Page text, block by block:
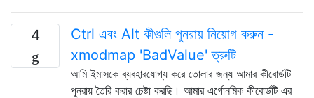
4
Ctrl এবং Alt কীগুলি পুনরায় নিয়োগ করুন -
xmodmap 'BadValue' ত্রুটি
আমি ইমাসকে ব্যবহারযোগ্য করে তোলার জন্য আমার কীবোর্ডটি
পুনরায় তৈরি করার চেষ্টা করছি। আমার এর্গোনমিক কীবোর্ডটি এর